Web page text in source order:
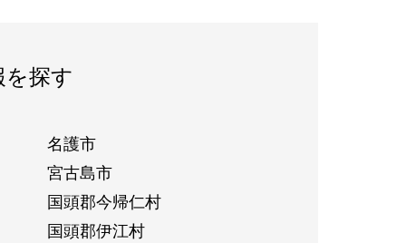
探す
名護市
宮古島市
国頭郡今帰仁村
国頭郡伊江村